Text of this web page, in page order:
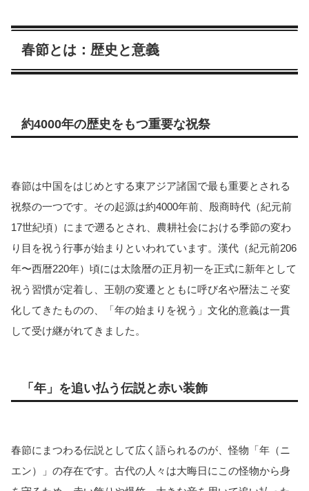
春節とは：歴史と意義
約4000年の歴史をもつ重要な祝祭
春節は中国をはじめとする東アジア諸国で最も重要とされる
祝祭の一つです。その起源は約4000年前、殷商時代（紀元前
17世紀頃）にまで遡るとされ、農耕社会における季節の変わ
り目を祝う行事が始まりといわれています。漢代（紀元前206
年〜西暦220年）頃には太陰暦の正月初一を正式に新年として
祝う習慣が定着し、王朝の変遷とともに呼び名や暦法こそ変
化してきたものの、「年の始まりを祝う」文化的意義は一貫
して受け継がれてきました。
「年」を追い払う伝説と赤い装飾
春節にまつわる伝説として広く語られるのが、怪物「年（ニ
エン）」の存在です。古代の人々は大晦日にこの怪物から身